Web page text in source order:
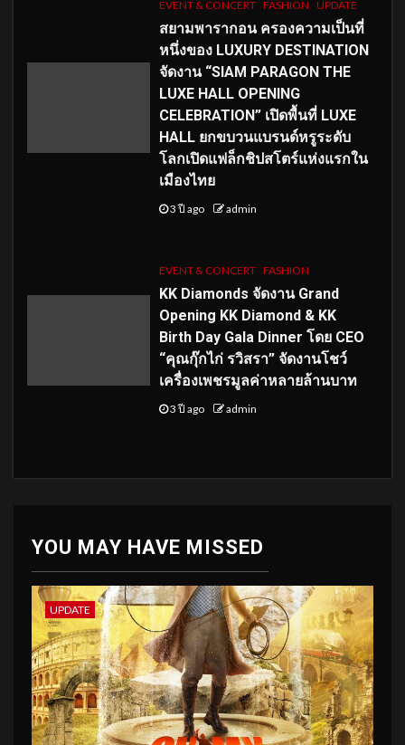
EVENT & CONCERT FASHION UPDATE
สยามพารากอน ครองความเป็นที่
หนึ่งของ LUXURY DESTINATION
จัดงาน “SIAM PARAGON THE
LUXE HALL OPENING
CELEBRATION” เปิดพื้นที่ LUXE
HALL ยกขบวนแบรนด์หรูระดับ
โลกเปิดแฟล็กชิปสโตร์แห่งแรกใน
เมืองไทย
3 ปี ago admin
EVENT & CONCERT FASHION
KK Diamonds จัดงาน Grand
Opening KK Diamond & KK
Birth Day Gala Dinner โดย CEO
“คุณกุ๊กไก่ รวิสรา” จัดงานโชว์
เครื่องเพชรมูลค่าหลายล้านบาท
3 ปี ago admin
YOU MAY HAVE MISSED
UPDATE